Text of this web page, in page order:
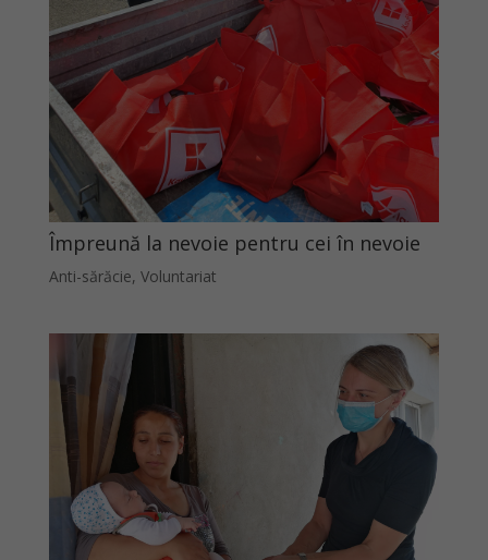
Împreună la nevoie pentru cei în nevoie
Anti-sărăcie, Voluntariat